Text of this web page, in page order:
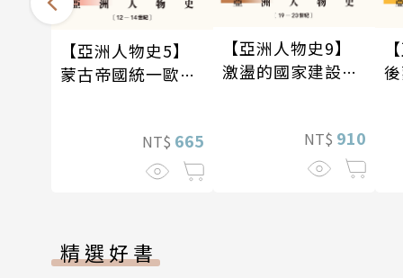
【亞洲人物史5】
蒙古帝國統一歐亞
NT$ 665
【亞洲人物史9】
激盪的國家建設
NT$ 910
精選好書